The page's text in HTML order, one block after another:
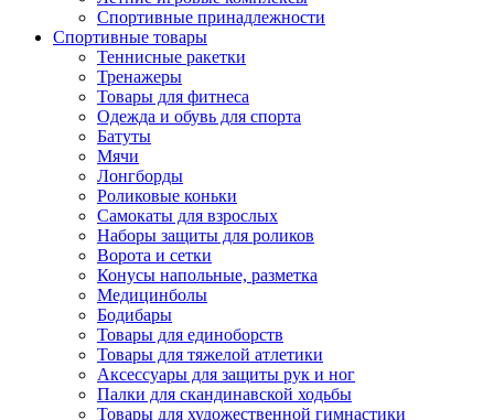
Спортивные принадлежности
Спортивные товары
Теннисные ракетки
Тренажеры
Товары для фитнеса
Одежда и обувь для спорта
Батуты
Мячи
Лонгборды
Роликовые коньки
Самокаты для взрослых
Наборы защиты для роликов
Ворота и сетки
Конусы напольные, разметка
Медицинболы
Бодибары
Товары для единоборств
Товары для тяжелой атлетики
Аксессуары для защиты рук и ног
Палки для скандинавской ходьбы
Товары для художественной гимнастики